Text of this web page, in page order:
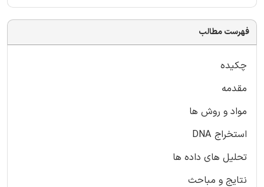
فهرست مطالب
چکیده
مقدمه
مواد و روش ها
استخراج DNA
تحلیل های داده ها
نتایج و مباحث